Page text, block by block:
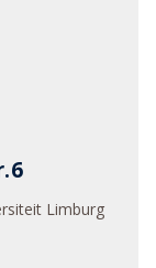
Limburg